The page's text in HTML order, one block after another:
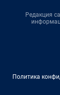
Редакция
Политика